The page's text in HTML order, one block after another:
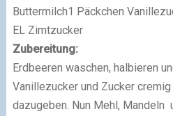
Buttermilch1 Päckchen
EL Zimtzucker
Zubereitung:
Erdbeeren waschen, halbieren
Vanillezucker und Zucker cremig
dazugeben. Nun Mehl, Mandeln